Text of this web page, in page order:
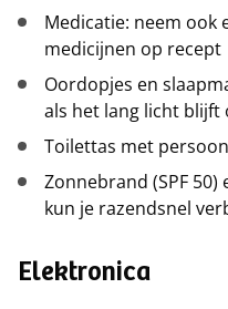
Medicatie: neem ook
medicijnen op recept
Oordopjes en
als het lang licht blijft
Toilettas met
Zonnebrand (SPF
kun je razendsnel
Elektronica